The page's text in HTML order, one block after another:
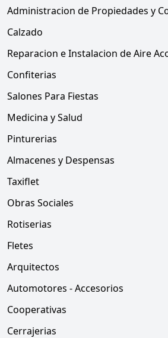
Administracion de Propiedades y
Calzado
Reparacion e Instalacion de Aire
Confiterias
Salones Para Fiestas
Medicina y Salud
Pinturerias
Almacenes y Despensas
Taxiflet
Obras Sociales
Rotiserias
Fletes
Arquitectos
Automotores - Accesorios
Cooperativas
Cerrajerias